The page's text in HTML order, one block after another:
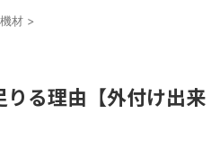
材 >
る理由【外付け出来